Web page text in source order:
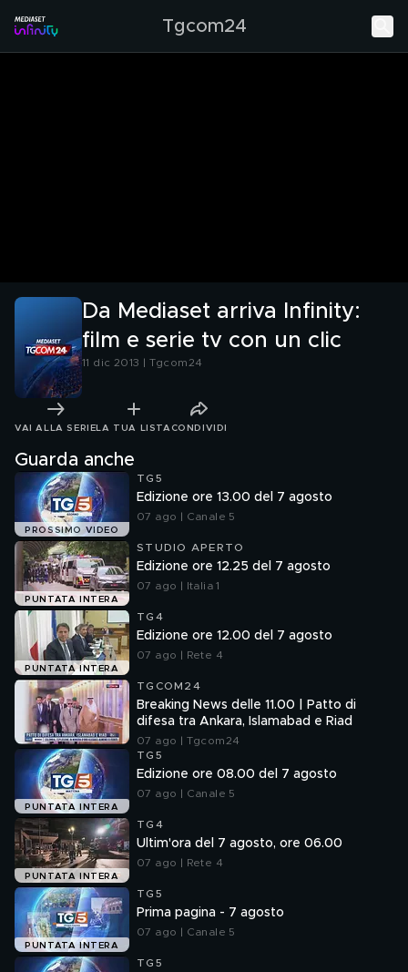
Tgcom24
Da Mediaset arriva Infinity:
film e serie tv con un clic
11 dic 2013 | Tgcom24
VAI ALLA SERIE LA TUA LISTA CONDIVIDI
Guarda anche
PROSSIMO VIDEO
TG5
Edizione ore 13.00 del 7 agosto
07 ago | Canale 5
PUNTATA INTERA
STUDIO APERTO
Edizione ore 12.25 del 7 agosto
07 ago | Italia 1
PUNTATA INTERA
TG4
Edizione ore 12.00 del 7 agosto
07 ago | Rete 4
TGCOM24
Breaking News delle 11.00 | Patto di
difesa tra Ankara, Islamabad e Riad
07 ago | Tgcom24
PUNTATA INTERA
TG5
Edizione ore 08.00 del 7 agosto
07 ago | Canale 5
PUNTATA INTERA
TG4
Ultim'ora del 7 agosto, ore 06.00
07 ago | Rete 4
PUNTATA INTERA
TG5
Prima pagina - 7 agosto
07 ago | Canale 5
TG5